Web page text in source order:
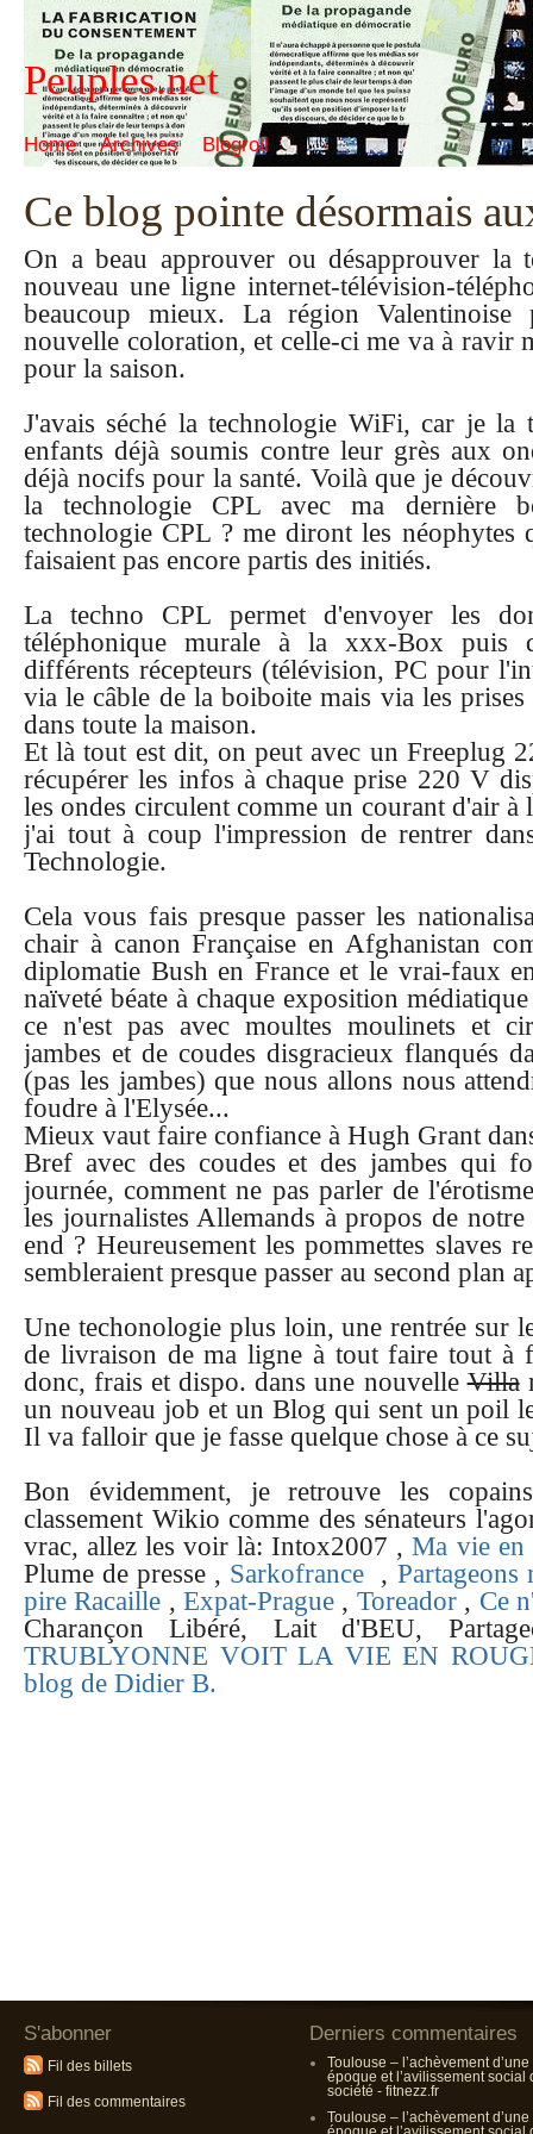
Peuples.net
Home Archives Blogroll
Ce blog pointe désormais
On a beau approuver ou désapprouver la
nouveau une ligne internet-télévision-
beaucoup mieux. La région Valentinoise
nouvelle coloration, et celle-ci me va à ravir
pour la saison.
J'avais séché la technologie WiFi, car je la
enfants déjà soumis contre leur grès aux
déjà nocifs pour la santé. Voilà que je
la technologie CPL avec ma dernière
technologie CPL ? me diront les
faisaient pas encore partis des initiés.
La techno CPL permet d'envoyer les
téléphonique murale à la xxx-Box puis
différents récepteurs (télévision, PC pour
via le câble de la boiboite mais via les
dans toute la maison.
Et là tout est dit, on peut avec un Freeplug
récupérer les infos à chaque prise 220 V
les ondes circulent comme un courant d'air
j'ai tout à coup l'impression de rentrer
Technologie.
Cela vous fais presque passer les
chair à canon Française en Afghanistan
diplomatie Bush en France et le vrai-faux
naïveté béate à chaque exposition
ce n'est pas avec moultes moulinets et
jambes et de coudes disgracieux flanqués
(pas les jambes) que nous allons nous
foudre à l'Elysée...
Mieux vaut faire confiance à Hugh Grant
Bref avec des coudes et des jambes qui
journée, comment ne pas parler de
les journalistes Allemands à propos de
end ? Heureusement les pommettes slaves
sembleraient presque passer au second plan
Une techonologie plus loin, une rentrée sur
de livraison de ma ligne à tout faire tout à
donc, frais et dispo. dans une nouvelleVilla
un nouveau job et un Blog qui sent un poil
Il va falloir que je fasse quelque chose à ce
Bon évidemment, je retrouve les
classement Wikio comme des sénateurs
vrac, allez les voir là: Intox2007 ,Ma vie en
Plume de presse , Sarkofrance , Partageons
pire Racaille ,Expat-Prague , Toreador , Ce
Charançon Libéré, Lait d'BEU,
TRUBLYONNE VOIT LA VIE EN
blog de Didier B.
S'abonner
Fil des billets
Fil des commentaires
Derniers commentaires
Toulouse – l’achèvement d’une
époque et l’avilissement social
société - fitnezz.fr
Toulouse – l’achèvement d’une